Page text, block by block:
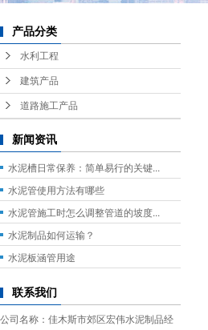
产品分类
水利工程
建筑产品
道路施工产品
新闻资讯
水泥槽日常保养：简单易行的关键...
水泥管使用方法有哪些
水泥管施工时怎么调整管道的坡度...
水泥制品如何运输？
水泥板涵管用途
联系我们
公司名称：佳木斯市郊区宏伟水泥制品经